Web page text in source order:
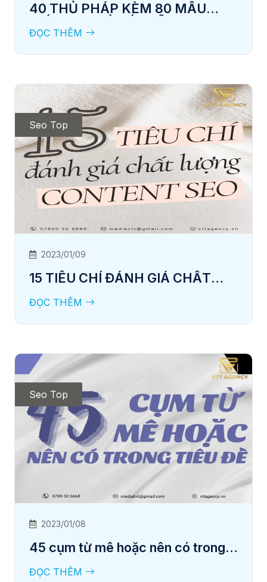
40 THỦ PHÁP KÈM 80 MẪU
VIẾT TIÊU ĐỀ HẤP DẪN
ĐỌC THÊM
Seo Top
2023/01/09
15 TIÊU CHÍ ĐÁNH GIÁ CHẤT
LƯỢNG CONTENT SEO
ĐỌC THÊM
Seo Top
2023/01/08
45 cụm từ mê hoặc nên có trong
tiêu đề
ĐỌC THÊM